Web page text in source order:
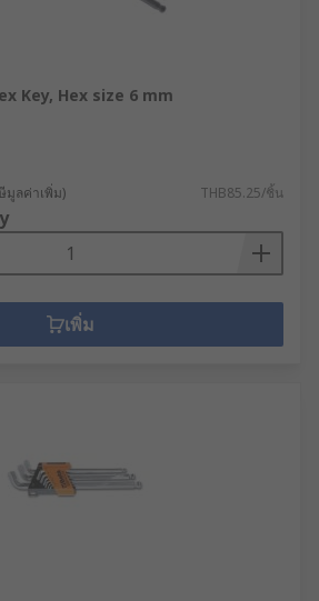
Key, Hex size 6 mm
มูลค่าเพิ่ม) THB85.25/ชิ้น
เพิ่ม